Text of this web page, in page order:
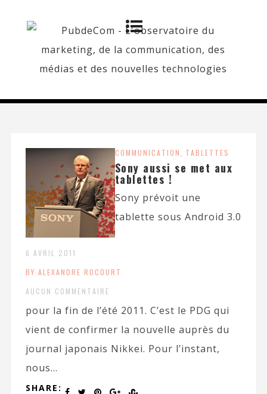
COMMUNICATION, TABLETTES
Sony aussi se met aux
tablettes !
6 AVRIL 2011
BY ALEXANDRE ROCOURT
AUCUN COMMENTAIRE
Sony prévoit une
tablette sous Android 3.0
pour la fin de l’été 2011. C’est le PDG qui
vient de confirmer la nouvelle auprès du
journal japonais Nikkei. Pour l’instant,
nous...
SHARE: